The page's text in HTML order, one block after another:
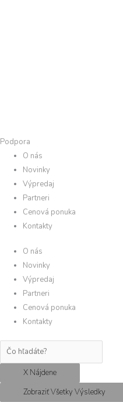
Podpora
O nás
Novinky
Výpredaj
Partneri
Cenová ponuka
Kontakty
O nás
Novinky
Výpredaj
Partneri
Cenová ponuka
Kontakty
X Nájdene
Zobraziť Všetky Výsledky